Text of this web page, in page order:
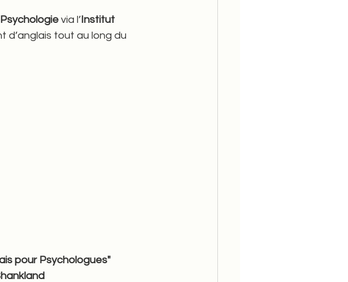
via l’Institut
d’anglais tout au long du
pour Psychologues"